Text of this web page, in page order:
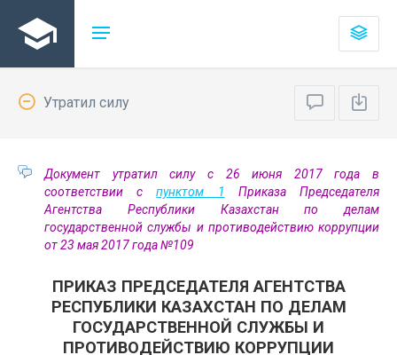
Утратил силу
Документ утратил силу с 26 июня 2017 года в
соответствии спунктом 1
Приказа Председателя
Агентства Республики Казахстан по делам
государственной службы и противодействию коррупции
от 23 мая 2017 года №109
ПРИКАЗ ПРЕДСЕДАТЕЛЯ АГЕНТСТВА
РЕСПУБЛИКИ КАЗАХСТАН ПО ДЕЛАМ
ГОСУДАРСТВЕННОЙ СЛУЖБЫ И
ПРОТИВОДЕЙСТВИЮ КОРРУПЦИИ